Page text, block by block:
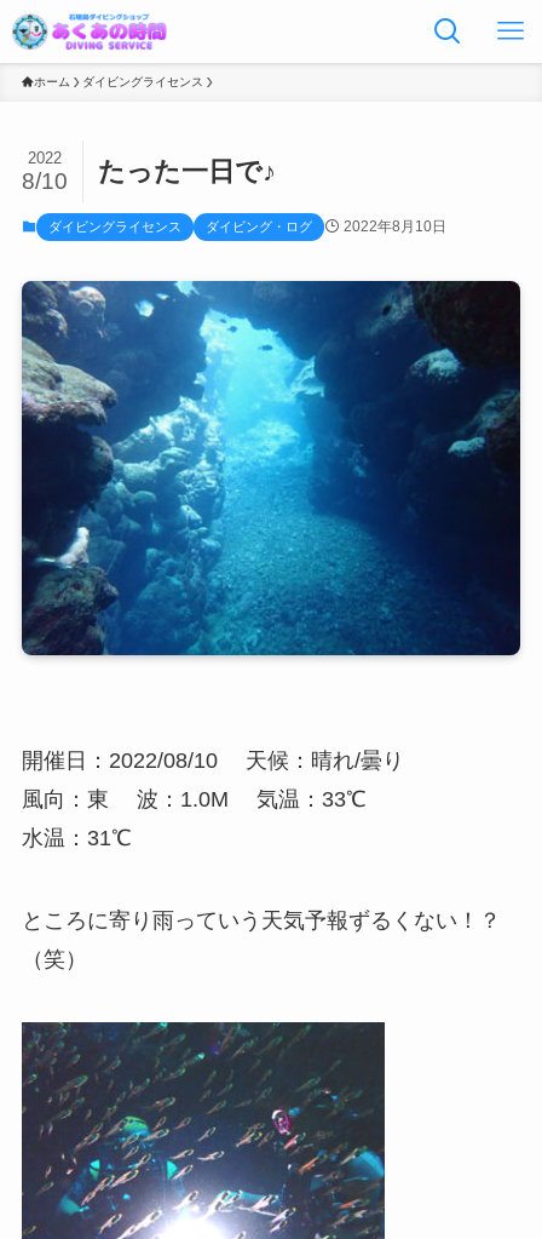
ホーム ダイビングライセンス
たった一日で♪
2022
8/10
ダイビングライセンス ダイビング・ログ 2022年8月10日
開催日：2022/08/10
天候：晴れ/曇り
風向：東
波：1.0M
気温：33℃
水温：31℃
ところに寄り雨っていう天気予報ずるくない！？
（笑）